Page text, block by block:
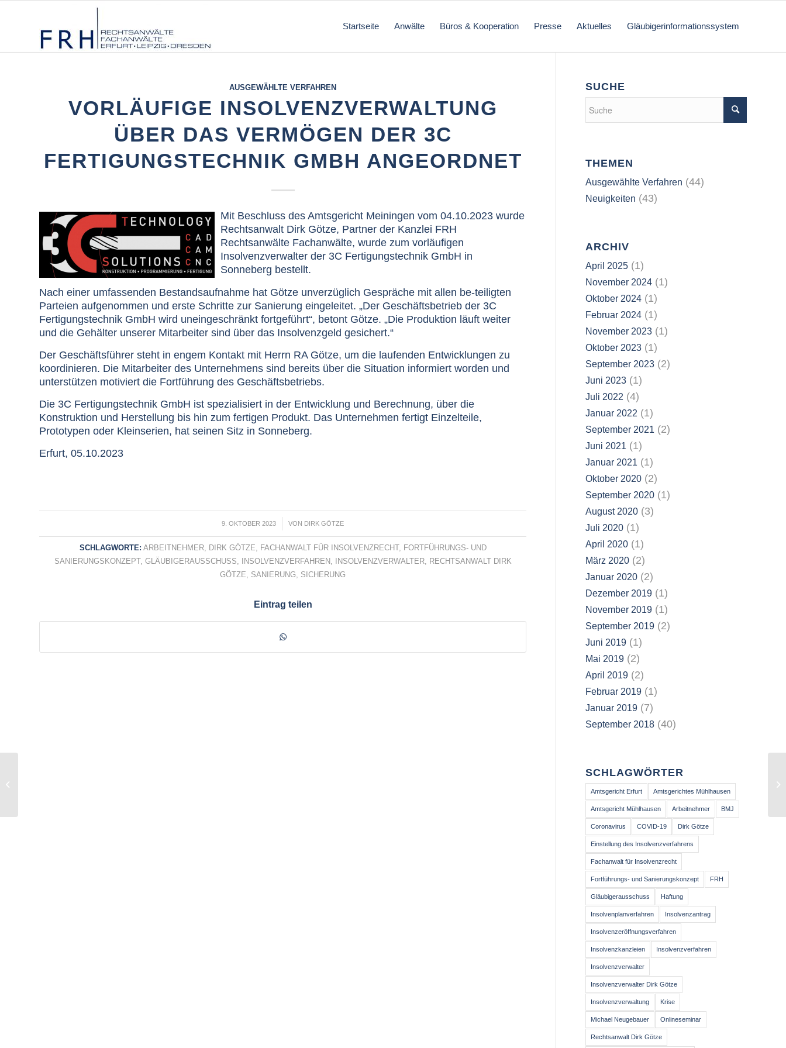
Startseite Anwälte Büros & Kooperation Presse Aktuelles Gläubigerinformationssystem
AUSGEWÄHLTE VERFAHREN
VORLÄUFIGE INSOLVENZVERWALTUNG
ÜBER DAS VERMÖGEN DER 3C
FERTIGUNGSTECHNIK GMBH ANGEORDNET
Mit Beschluss des Amtsgericht Meiningen vom 04.10.2023 wurde
Rechtsanwalt Dirk Götze, Partner der Kanzlei FRH
Rechtsanwälte Fachanwälte, wurde zum vorläufigen
Insolvenzverwalter der 3C Fertigungstechnik GmbH in
Sonneberg bestellt.
Nach einer umfassenden Bestandsaufnahme hat Götze unverzüglich Gespräche mit allen be-teiligten
Parteien aufgenommen und erste Schritte zur Sanierung eingeleitet. „Der Geschäftsbetrieb der 3C
Fertigungstechnik GmbH wird uneingeschränkt fortgeführt“, betont Götze. „Die Produktion läuft weiter
und die Gehälter unserer Mitarbeiter sind über das Insolvenzgeld gesichert.“
Der Geschäftsführer steht in engem Kontakt mit Herrn RA Götze, um die laufenden Entwicklungen zu
koordinieren. Die Mitarbeiter des Unternehmens sind bereits über die Situation informiert worden und
unterstützen motiviert die Fortführung des Geschäftsbetriebs.
Die 3C Fertigungstechnik GmbH ist spezialisiert in der Entwicklung und Berechnung, über die
Konstruktion und Herstellung bis hin zum fertigen Produkt. Das Unternehmen fertigt Einzelteile,
Prototypen oder Kleinserien, hat seinen Sitz in Sonneberg.
Erfurt, 05.10.2023
9. OKTOBER 2023
/ VON DIRK GÖTZE
SCHLAGWORTE: ARBEITNEHMER, DIRK GÖTZE, FACHANWALT FÜR INSOLVENZRECHT , FORTFÜHRUNGS- UND
SANIERUNGSKONZEPT , GLÄUBIGERAUSSCHUSS, INSOLVENZVERFAHREN, INSOLVENZVERWALTER, RECHTSANWALT DIRK
GÖTZE, SANIERUNG, SICHERUNG
Eintrag teilen
SUCHE
THEMEN
Ausgewählte Verfahren (44)
Neuigkeiten (43)
ARCHIV
April 2025 (1)
November 2024 (1)
Oktober 2024 (1)
Februar 2024 (1)
November 2023 (1)
Oktober 2023 (1)
September 2023 (2)
Juni 2023 (1)
Juli 2022 (4)
Januar 2022 (1)
September 2021 (2)
Juni 2021 (1)
Januar 2021 (1)
Oktober 2020 (2)
September 2020 (1)
August 2020 (3)
Juli 2020 (1)
April 2020 (1)
März 2020 (2)
Januar 2020 (2)
Dezember 2019 (1)
November 2019 (1)
September 2019 (2)
Juni 2019 (1)
Mai 2019 (2)
April 2019 (2)
Februar 2019 (1)
Januar 2019 (7)
September 2018 (40)
SCHLAGWÖRTER
Amtsgericht Erfurt Amtsgerichtes Mühlhausen
Amtsgericht Mühlhausen Arbeitnehmer BMJ
Coronavirus COVID-19 Dirk Götze
Einstellung des Insolvenzverfahrens
Fachanwalt für Insolvenzrecht
Fortführungs- und Sanierungskonzept FRH
Gläubigerausschuss Haftung
Insolvenplanverfahren Insolvenzantrag
Insolvenzeröffnungsverfahren
Insolvenzkanzleien Insolvenzverfahren
Insolvenzverwalter
Insolvenzverwalter Dirk Götze
Insolvenzverwaltung Krise
Michael Neugebauer Onlineseminar
Rechtsanwalt Dirk Götze